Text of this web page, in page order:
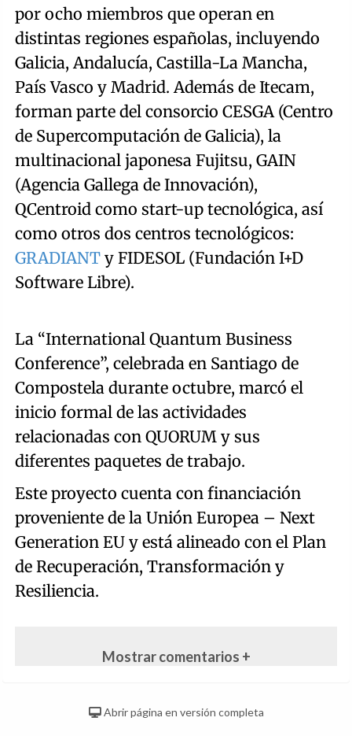
por ocho miembros que operan en
distintas regiones españolas, incluyendo
Galicia, Andalucía, Castilla-La Mancha,
País Vasco y Madrid. Además de Itecam,
forman parte del consorcio CESGA (Centro
de Supercomputación de Galicia), la
multinacional japonesa Fujitsu, GAIN
(Agencia Gallega de Innovación),
QCentroid como start-up tecnológica, así
como otros dos centros tecnológicos:
GRADIANT y FIDESOL (Fundación I+D
Software Libre).
La “International Quantum Business
Conference”, celebrada en Santiago de
Compostela durante octubre, marcó el
inicio formal de las actividades
relacionadas con QUORUM y sus
diferentes paquetes de trabajo.
Este proyecto cuenta con financiación
proveniente de la Unión Europea – Next
Generation EU y está alineado con el Plan
de Recuperación, Transformación y
Resiliencia.
Mostrar comentarios +
Abrir página en versión completa